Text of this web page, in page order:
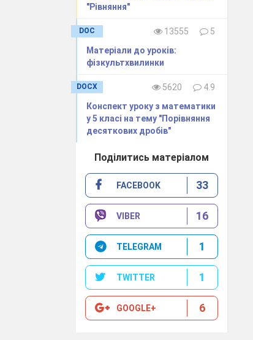
"Рівняння"
DOC 13555
5
Матеріали до уроків:
фізкультхвилинки
DOCX 5620
4.9
Конспект уроку з математики
у 5 класі на тему "Порівняння
десяткових дробів"
Поділитись матеріалом
FACEBOOK 33
VIBER 16
TELEGRAM 1
TWITTER 1
GOOGLE+ 6